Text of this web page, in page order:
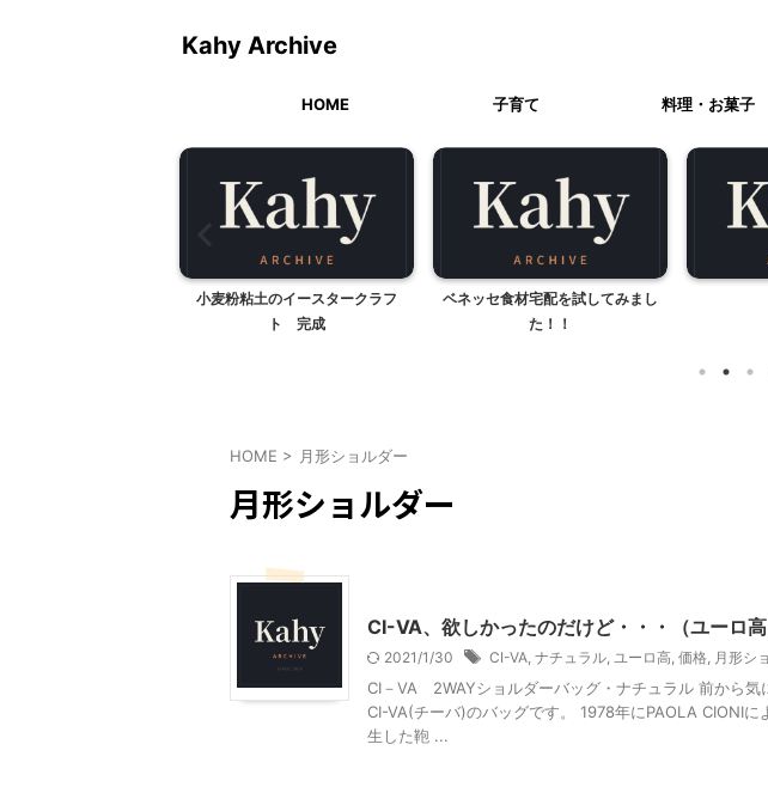
Kahy Archive
HOME 子育て 料理・お菓子
小麦粉粘土のイースタークラフ
ト 完成
ベネッセ食材宅配を試してみまし
た！！
HOME > 月形ショルダー
月形ショルダー
CI-VA、欲しかったのだけど・・・（ユーロ高
2021/1/30 CI-VA ナチュラル ユーロ高 価格 月形シ
CI－VA 2WAYショルダーバッグ・ナチュラル 前から気
CI-VA(チーバ)のバッグです。 1978年にPAOLA CIONIに
生した鞄 ...